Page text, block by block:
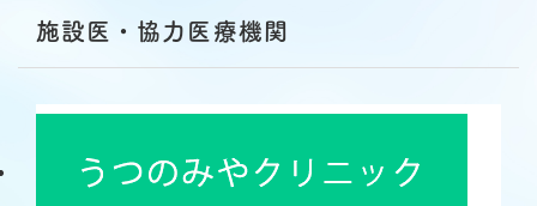
施設医・協力医療機関